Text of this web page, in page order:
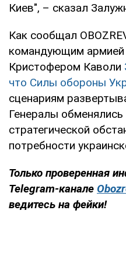
Киев", – сказал
Как сообщал
командующим
Кристофером Каволи
что Силы обороны
сценариям
Генералы обменялись
стратегической
потребности
Только проверенная
Telegram-канале
ведитесь на фейки!